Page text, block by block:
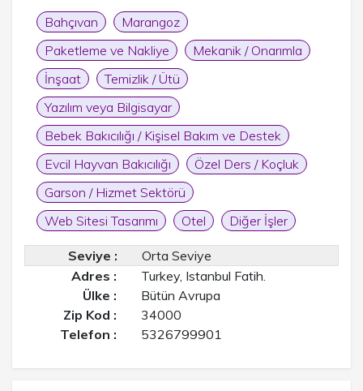
Bahçıvan
Marangoz
Paketleme ve Nakliye
Mekanik / Onarımla
İnşaat
Temizlik / Ütü
Yazılım veya Bilgisayar
Bebek Bakıcılığı / Kişisel Bakım ve Destek
Evcil Hayvan Bakıcılığı
Özel Ders / Koçluk
Garson / Hizmet Sektörü
Web Sitesi Tasarımı
Otel Diğer İşler
Seviye :
Orta Seviye
Adres :
Turkey, Istanbul Fatih.
Ülke :
Bütün Avrupa
Zip Kod :
34000
Telefon :
5326799901